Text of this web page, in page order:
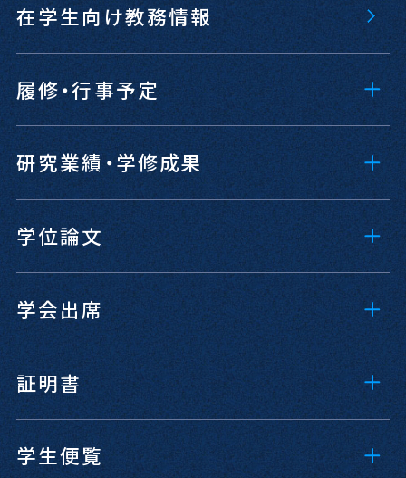
在学生向け教務情報
履修・行事予定
研究業績・学修成果
学位論文
学会出席
証明書
学生便覧